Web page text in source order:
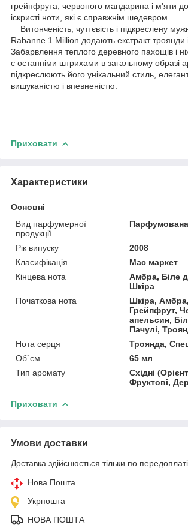
грейпфрута, червоного мандарина і м'яти
іскристі ноти, які є справжнім шедевром.
Витонченість, чуттєвість і підкреслену
Rabanne 1 Million додають екстракт троянди і
Забарвлення теплого деревного пахощів і
є останніми штрихами в загальному образі
підкреслюють його унікальний стиль,
вишуканістю і впевненістю.
Приховати
Характеристики
Основні
Вид парфумерної
продукції
Рік випуску
2008
Класифікація
Мас маркет
Кінцева нота
Амбра, Біле
Шкіра
Початкова нота
Шкіра,
Грейпфрут,
апельсин,
Пачулі,
Нота серця
Троянда,
Об`єм
65 мл
Тип аромату
Східні
Фруктові,
Приховати
Умови доставки
Доставка здійснюється тільки по передоплаті.
Нова Пошта
Укрпошта
НОВА ПОШТА